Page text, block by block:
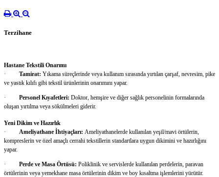
Terzihane
Hastane Tekstili Onarımı
· Tamirat: Yıkama süreçlerinde veya kullanım sırasında yırtılan çarşaf, nevresim, pike
ve yastık kılıfı gibi tekstil ürünlerinin onarımını yapar.
· Personel Kıyafetleri: Doktor, hemşire ve diğer sağlık personelinin formalarında
oluşan yırtılma veya sökülmeleri giderir.
Yeni Dikim ve Hazırlık
· Ameliyathane İhtiyaçları: Ameliyathanelerde kullanılan yeşil/mavi örtülerin,
kompreslerin ve özel amaçlı cerrahi tekstillerin standartlara uygun dikimini ve hazırlığını
yapar.
· Perde ve Masa Örtüsü: Poliklinik ve servislerde kullanılan perdelerin, paravan
örtülerinin veya yemekhane masa örtülerinin dikim ve boy kısaltma işlemlerini yürütür.